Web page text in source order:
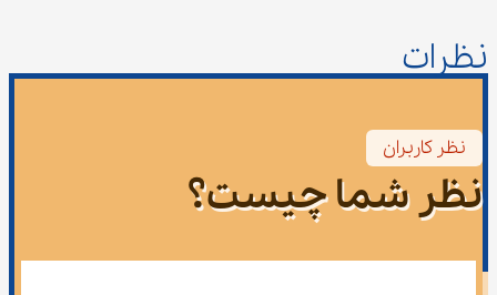
نظرات
نظر کاربران
نظر شما چیست؟